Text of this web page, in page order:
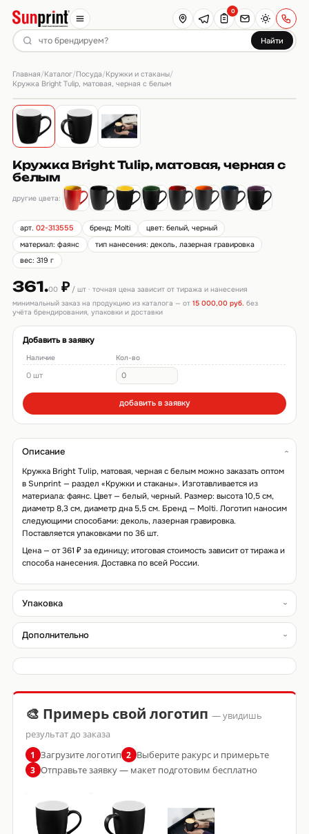
Найти
0
Главная/Каталог/Посуда/Кружки и стаканы/
Кружка Bright Tulip, матовая, черная с белым
Кружка Bright Tulip, матовая, черная с
белым
другие цвета:
арт.02-313555 бренд: Molti
цвет: белый, черный
материал: фаянс
тип нанесения: деколь, лазерная гравировка
вес: 319 г
361.00₽/ шт · точная цена зависит от тиража и нанесения
минимальный заказ на продукцию из каталога — от 15 000,00 руб. без
учёта брендирования, упаковки и доставки
Добавить в заявку
Наличие Кол-во
0 шт
добавить в заявку
Описание
Кружка Bright Tulip, матовая, черная с белым можно заказать оптом
в Sunprint — раздел «Кружки и стаканы». Изготавливается из
материала: фаянс. Цвет — белый, черный. Размер: высота 10,5 см,
диаметр 8,3 см, диаметр дна 5,5 см. Бренд — Molti. Логотип наносим
следующими способами: деколь, лазерная гравировка.
Поставляется упаковками по 36 шт.
Цена — от 361 ₽ за единицу; итоговая стоимость зависит от тиража и
способа нанесения. Доставка по всей России.
Упаковка
Дополнительно
🎨 Примерь свой логотип — увидишь
результат до заказа
1 Загрузите логотип 2 Выберите ракурс и примерьте
3 Отправьте заявку — макет подготовим бесплатно